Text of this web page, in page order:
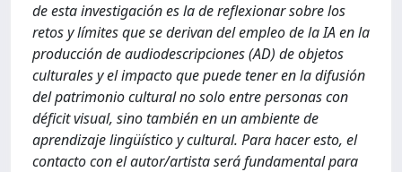
de esta investigación es la de reflexionar sobre los
retos y límites que se derivan del empleo de la IA en la
producción de audiodescripciones (AD) de objetos
culturales y el impacto que puede tener en la difusión
del patrimonio cultural no solo entre personas con
déficit visual, sino también en un ambiente de
aprendizaje lingüístico y cultural. Para hacer esto, el
contacto con el autor/artista será fundamental para